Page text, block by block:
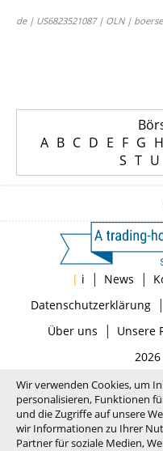
de | US6823521087 | OLN |
A B C D E F G H
S T U
| i | News |
Datenschutzerklärung|
Über uns | Unsere
Wir verwenden Cookies, um
personalisieren, Funktionen
und die Zugriffe auf unsere
wir Informationen zu Ihrer
Partner für soziale Medien,